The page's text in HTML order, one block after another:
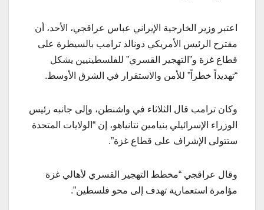
اعتبر وزير الخارجية الإيراني عباس عراقجي، الأحد، أن
مقترح الرئيس الأمريكي دونالد ترامب بالسيطرة على
قطاع غزة و”التهجير القسري” للفلسطينيين يشكل
“تهديداً خطراً” للأمن والاستقرار في الشرق الأوسط.
وكان ترامب قال الثلاثاء في واشنطن، وإلى جانبه رئيس
الوزراء الإسرائيلي بنيامين نتانياهو، إن “الولايات المتحدة
ستتولى الإشراف على قطاع غزة”.
وقال عراقجي “مخطط التهجير القسري لأهالي غزة
مؤامرة استعمارية تهدف إلى محو فلسطين”.